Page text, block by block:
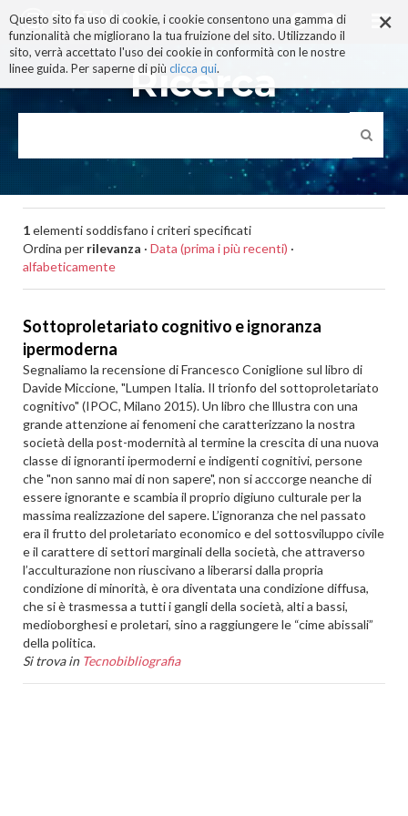
×
Questo sito fa uso di cookie, i cookie consentono una gamma di
funzionalità che migliorano la tua fruizione del sito. Utilizzando il
sito, verrà accettato l'uso dei cookie in conformità con le nostre
linee guida. Per saperne di più clicca qui.
ai
contenuti.
|
alla
navigazione
Ricerca
1elementi soddisfano i criteri specificati
Ordina per rilevanza · Data (prima i più recenti) ·
alfabeticamente
Sottoproletariato cognitivo e ignoranza
ipermoderna
Segnaliamo la recensione di Francesco Coniglione sul libro di
Davide Miccione, "Lumpen Italia. Il trionfo del sottoproletariato
cognitivo" (IPOC, Milano 2015). Un libro che lllustra con una
grande attenzione ai fenomeni che caratterizzano la nostra
società della post-modernità al termine la crescita di una nuova
classe di ignoranti ipermoderni e indigenti cognitivi, persone
che "non sanno mai di non sapere", non si acccorge neanche di
essere ignorante e scambia il proprio digiuno culturale per la
massima realizzazione del sapere. L’ignoranza che nel passato
era il frutto del proletariato economico e del sottosviluppo civile
e il carattere di settori marginali della società, che attraverso
l’acculturazione non riuscivano a liberarsi dalla propria
condizione di minorità, è ora diventata una condizione diffusa,
che si è trasmessa a tutti i gangli della società, alti a bassi,
medioborghesi e proletari, sino a raggiungere le “cime abissali”
della politica.
Si trova in Tecnobibliografia